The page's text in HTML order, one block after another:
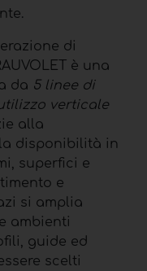
di
è una
da 5 linee di
verticale
alla
disponibilità in
superfici e
e
si amplia
ambienti
guide ed
scelti